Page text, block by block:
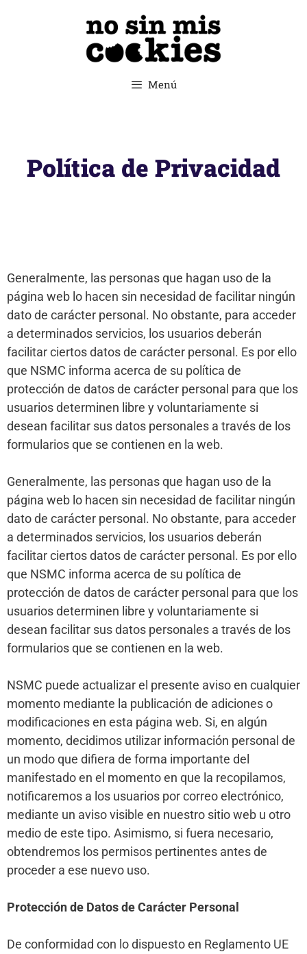
Menú
Política de Privacidad
Generalmente, las personas que hagan uso de la
página web lo hacen sin necesidad de facilitar ningún
dato de carácter personal. No obstante, para acceder
a determinados servicios, los usuarios deberán
facilitar ciertos datos de carácter personal. Es por ello
que NSMC informa acerca de su política de
protección de datos de carácter personal para que los
usuarios determinen libre y voluntariamente si
desean facilitar sus datos personales a través de los
formularios que se contienen en la web.
Generalmente, las personas que hagan uso de la
página web lo hacen sin necesidad de facilitar ningún
dato de carácter personal. No obstante, para acceder
a determinados servicios, los usuarios deberán
facilitar ciertos datos de carácter personal. Es por ello
que NSMC informa acerca de su política de
protección de datos de carácter personal para que los
usuarios determinen libre y voluntariamente si
desean facilitar sus datos personales a través de los
formularios que se contienen en la web.
NSMC puede actualizar el presente aviso en cualquier
momento mediante la publicación de adiciones o
modificaciones en esta página web. Si, en algún
momento, decidimos utilizar información personal de
un modo que difiera de forma importante del
manifestado en el momento en que la recopilamos,
notificaremos a los usuarios por correo electrónico,
mediante un aviso visible en nuestro sitio web u otro
medio de este tipo. Asimismo, si fuera necesario,
obtendremos los permisos pertinentes antes de
proceder a ese nuevo uso.
Protección de Datos de Carácter Personal
De conformidad con lo dispuesto en Reglamento UE